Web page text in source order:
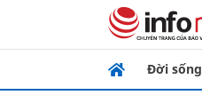
Đời sống